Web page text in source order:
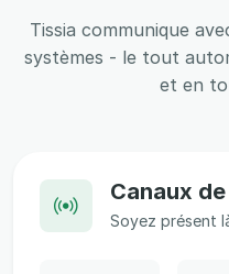
Tissia communique
systèmes - le tout
et en
Canaux
Soyez présent